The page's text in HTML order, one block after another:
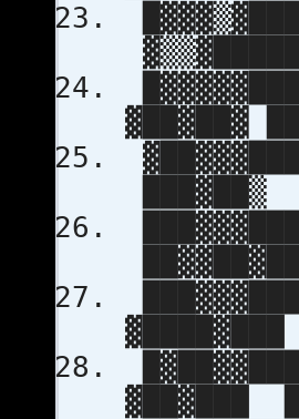
▓██▓██▓
▓██▓███